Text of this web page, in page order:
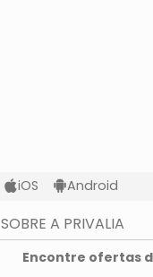
iOS Android
SOBRE A PRIVALIA
O que é a Privalia?
Encontre ofertas